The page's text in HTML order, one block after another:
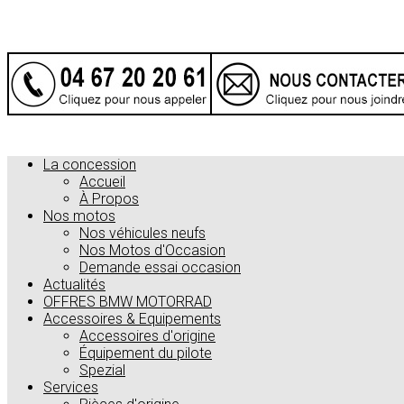
La concession
Accueil
À Propos
Nos motos
Nos véhicules neufs
Nos Motos d'Occasion
Demande essai occasion
Actualités
OFFRES BMW MOTORRAD
Accessoires & Equipements
Accessoires d'origine
Équipement du pilote
Spezial
Services